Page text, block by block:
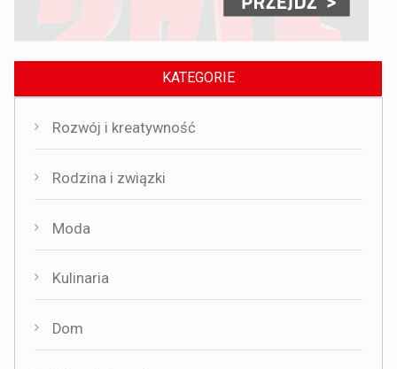
KATEGORIE
Rozwój i kreatywność
Rodzina i związki
Moda
Kulinaria
Dom